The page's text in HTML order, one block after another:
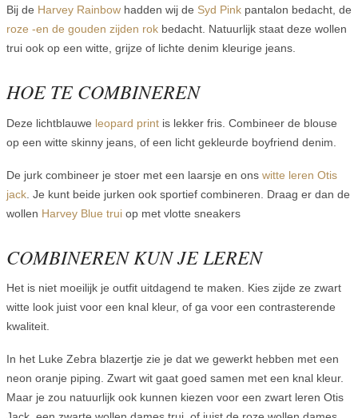
Bij de Harvey Rainbow hadden wij de Syd Pink pantalon bedacht, de
roze -en de gouden zijden rok bedacht. Natuurlijk staat deze wollen
trui ook op een witte, grijze of lichte denim kleurige jeans.
HOE TE COMBINEREN
Deze lichtblauwe leopard print is lekker fris. Combineer de blouse
op een witte skinny jeans, of een licht gekleurde boyfriend denim.
De jurk combineer je stoer met een laarsje en ons witte leren Otis
jack . Je kunt beide jurken ook sportief combineren. Draag er dan de
wollen Harvey Blue trui op met vlotte sneakers
COMBINEREN KUN JE LEREN
Het is niet moeilijk je outfit uitdagend te maken. Kies zijde ze zwart
witte look juist voor een knal kleur, of ga voor een contrasterende
kwaliteit.
In het Luke Zebra blazertje zie je dat we gewerkt hebben met een
neon oranje piping. Zwart wit gaat goed samen met een knal kleur.
Maar je zou natuurlijk ook kunnen kiezen voor een zwart leren Otis